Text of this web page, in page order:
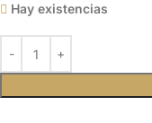
Hay existencias